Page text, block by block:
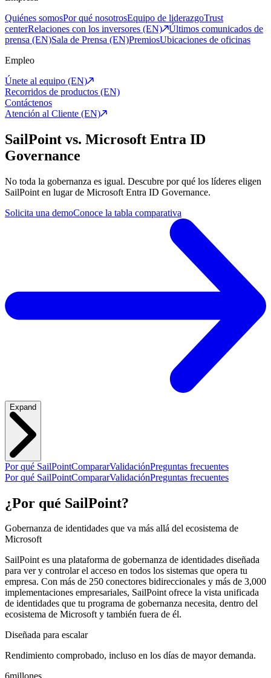
Quiénes somosPor qué nosotrosEquipo de liderazgoTrust
centerRelaciones con los inversores (EN)
Últimos comunicados de
prensa (EN)Sala de Prensa (EN)PremiosUbicaciones de oficinas
Empleo
Únete al equipo (EN)
Recorridos de productos (EN)
Contáctenos
Atención al Cliente (EN)
SailPoint vs. Microsoft Entra ID
Governance
No toda la gobernanza es igual. Descubre por qué los líderes eligen
SailPoint en lugar de Microsoft Entra ID Governance.
Solicita una demoConoce la tabla comparativa
Expand
Por qué SailPointCompararValidaciónPreguntas frecuentes
Por qué SailPointCompararValidaciónPreguntas frecuentes
¿Por qué SailPoint?
Gobernanza de identidades que va más allá del ecosistema de
Microsoft
SailPoint es una plataforma de gobernanza de identidades diseñada
para ver y controlar el acceso en todos los sistemas que opera tu
empresa. Con más de 250 conectores bidireccionales y más de 3,000
implementaciones empresariales, SailPoint ofrece la vista unificada
de identidades que tu programa de gobernanza necesita, dentro del
ecosistema de Microsoft y también fuera de él.
Diseñada para escalar
Rendimiento comprobado, incluso en los días de mayor demanda.